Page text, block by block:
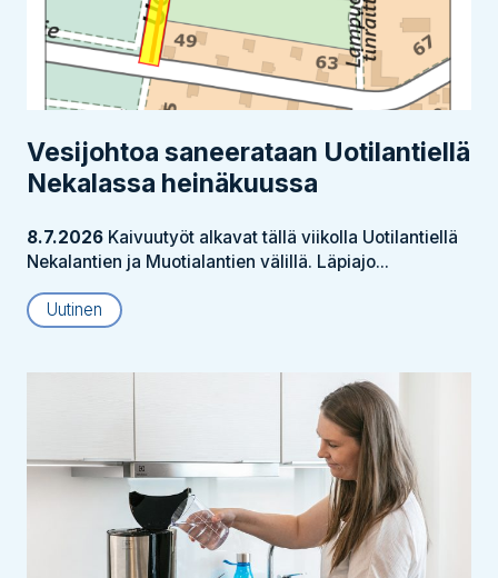
Vesijohtoa saneerataan Uotilantiellä
Nekalassa heinäkuussa
8.7.2026 Kaivuutyöt alkavat tällä viikolla Uotilantiellä
Nekalantien ja Muotialantien välillä. Läpiajo...
Uutinen